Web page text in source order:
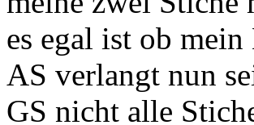
meine zwei Stiche
es egal ist ob
AS verlangt nun